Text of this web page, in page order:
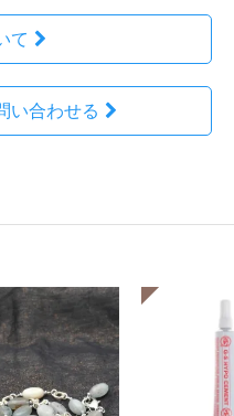
て
い合わせる